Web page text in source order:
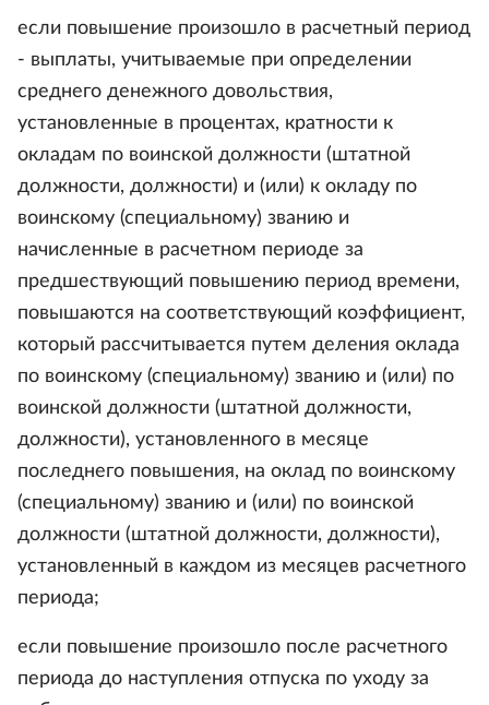
если повышение произошло в расчетный период
- выплаты, учитываемые при определении
среднего денежного довольствия,
установленные в процентах, кратности к
окладам по воинской должности (штатной
должности, должности) и (или) к окладу по
воинскому (специальному) званию и
начисленные в расчетном периоде за
предшествующий повышению период времени,
повышаются на соответствующий коэффициент,
который рассчитывается путем деления оклада
по воинскому (специальному) званию и (или) по
воинской должности (штатной должности,
должности), установленного в месяце
последнего повышения, на оклад по воинскому
(специальному) званию и (или) по воинской
должности (штатной должности, должности),
установленный в каждом из месяцев расчетного
периода;
если повышение произошло после расчетного
периода до наступления отпуска по уходу за